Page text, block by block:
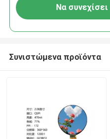
Να συνεχίσει
Συνιστώμενα προϊόντα